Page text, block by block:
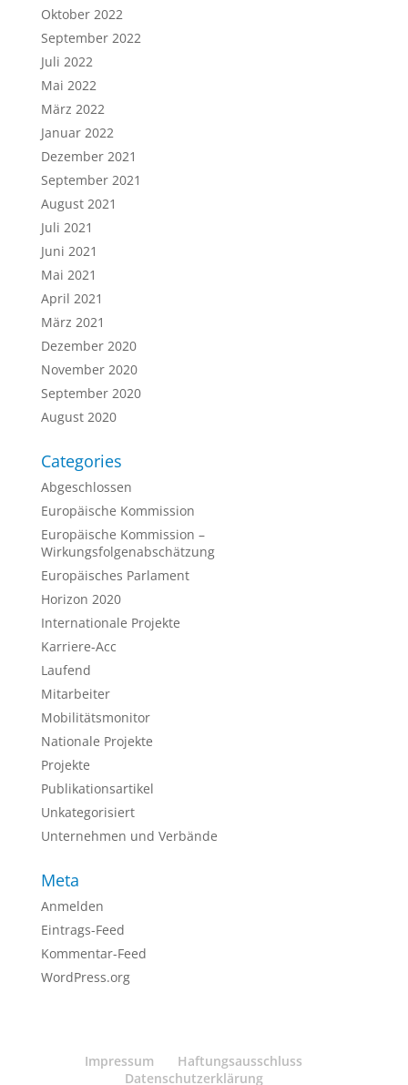
Oktober 2022
September 2022
Juli 2022
Mai 2022
März 2022
Januar 2022
Dezember 2021
September 2021
August 2021
Juli 2021
Juni 2021
Mai 2021
April 2021
März 2021
Dezember 2020
November 2020
September 2020
August 2020
Categories
Abgeschlossen
Europäische Kommission
Europäische Kommission –
Wirkungsfolgenabschätzung
Europäisches Parlament
Horizon 2020
Internationale Projekte
Karriere-Acc
Laufend
Mitarbeiter
Mobilitätsmonitor
Nationale Projekte
Projekte
Publikationsartikel
Unkategorisiert
Unternehmen und Verbände
Meta
Anmelden
Eintrags-Feed
Kommentar-Feed
WordPress.org
Impressum
Haftungsausschluss
Datenschutzerklärung